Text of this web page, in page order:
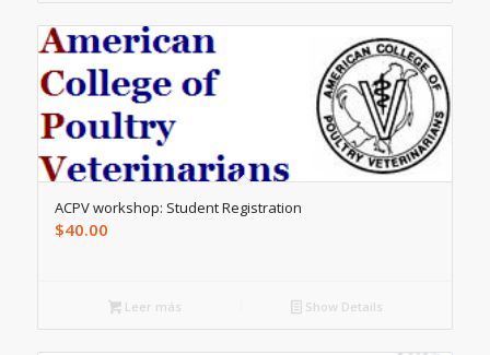
ACPV workshop: Student Registration
$40.00
Leer más Show Details